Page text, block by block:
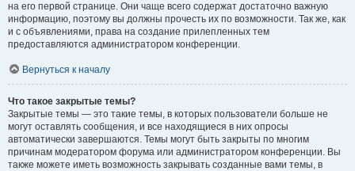
на его первой странице. Они чаще всего содержат достаточно важную
информацию, поэтому вы должны прочесть их по возможности. Так же, как
и с объявлениями, права на создание прилепленных тем
предоставляются администратором конференции.
Вернуться к началу
Что такое закрытые темы?
Закрытые темы — это такие темы, в которых пользователи больше не
могут оставлять сообщения, и все находящиеся в них опросы
автоматически завершаются. Темы могут быть закрыты по многим
причинам модератором форума или администратором конференции. Вы
также можете иметь возможность закрывать созданные вами темы, в